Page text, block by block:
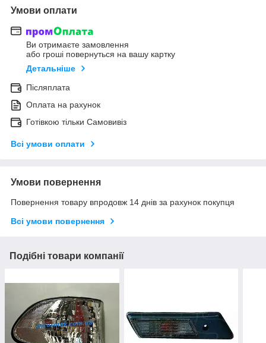
Умови оплати
Ви отримаєте замовлення
або гроші повернуться на вашу картку
Детальніше
Післяплата
Оплата на рахунок
Готівкою тільки Самовивіз
Всі умови оплати
Умови повернення
Повернення товару впродовж 14 днів за рахунок покупця
Всі умови повернення
Подібні товари компанії